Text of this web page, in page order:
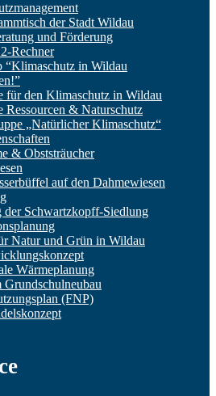
der Stadt Wildau
und Förderung
Rechner
“Klimaschutz in Wildau
für den Klimaschutz in Wildau
Ressourcen & Naturschutz
„Natürlicher Klimaschutz“
& Obststräucher
auf den Dahmewiesen
der Schwartzkopff-Siedlung
Natur und Grün in Wildau
Wärmeplanung
Grundschulneubau
(FNP)